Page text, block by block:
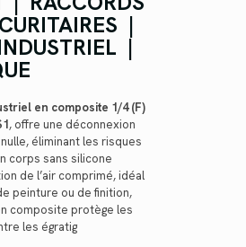
|
|
en composite 1/4 (F)
, offre une déconnexion
éliminant les risques
corps sans silicone
de l’air comprimé, idéal
peinture ou de finition,
composite protège les
les égratig